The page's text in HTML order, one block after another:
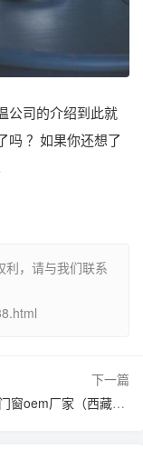
公司的介绍到此就
吗 ？如果你还想了
利，请与我们联系
下一篇
西藏定制门窗oem厂家（西藏定制门窗oem厂家地址 ）